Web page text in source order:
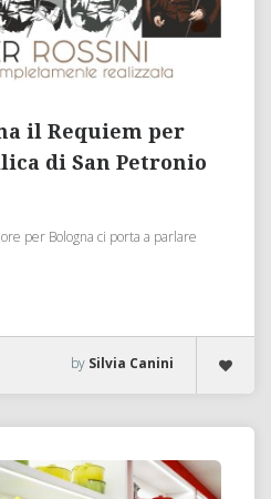
il Requiem per
di San Petronio
per Bologna ci porta a parlare
by Silvia Canini